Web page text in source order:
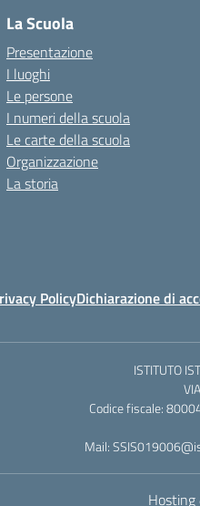
La Scuola
Presentazione
I luoghi
Le persone
I numeri della scuola
Le carte della scuola
Organizzazione
La storia
PolicyDichiarazione di
ISTITUTO
Codice fiscale:
Mail:
Hosting